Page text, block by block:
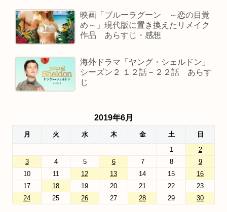
映画「ブルーラグーン ～恋の目覚
め～」現代版に置き換えたリメイク
作品 あらすじ・感想
海外ドラマ「ヤング・シェルドン」
シーズン２ １２話－２２話 あらす
じ
2019年6月
月 火 水 木 金 土
日
1
2
3
4 5 6 7 8
9
10
11 12 13 14 15
16
17
18 19 20 21 22
23
24
25 26 27 28 29 30